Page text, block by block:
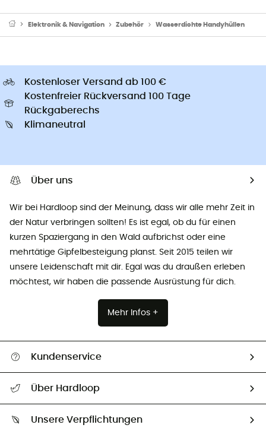
Elektronik & Navigation Zubehör Wasserdichte Handyhüllen
Kostenloser Versand ab 100 €
Kostenfreier Rückversand 100 Tage
Rückgaberechs
Klimaneutral
Über uns
Wir bei Hardloop sind der Meinung, dass wir alle mehr Zeit in
der Natur verbringen sollten! Es ist egal, ob du für einen
kurzen Spaziergang in den Wald aufbrichst oder eine
mehrtätige Gipfelbesteigung planst. Seit 2015 teilen wir
unsere Leidenschaft mit dir. Egal was du draußen erleben
möchtest, wir haben die passende Ausrüstung für dich.
Mehr Infos +
Kundenservice
Größentabelle
Über Hardloop
Unsere Verpflichtungen